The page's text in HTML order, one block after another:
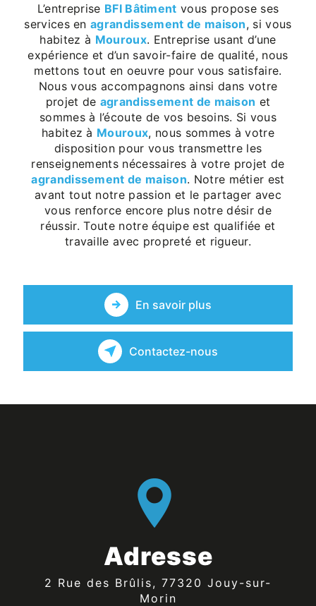
L’entreprise BFI Bâtiment vous propose ses
services enagrandissement de maison, si vous
habitez à Mouroux. Entreprise usant d’une
expérience et d’un savoir-faire de qualité, nous
mettons tout en oeuvre pour vous satisfaire.
Nous vous accompagnons ainsi dans votre
projet de agrandissement de maison et
sommes à l’écoute de vos besoins. Si vous
habitez à Mouroux, nous sommes à votre
disposition pour vous transmettre les
renseignements nécessaires à votre projet de
agrandissement de maison. Notre métier est
avant tout notre passion et le partager avec
vous renforce encore plus notre désir de
réussir. Toute notre équipe est qualifiée et
travaille avec propreté et rigueur.
En savoir plus
Contactez-nous
Adresse
2 Rue des Brûlis, 77320 Jouy-sur-
Morin